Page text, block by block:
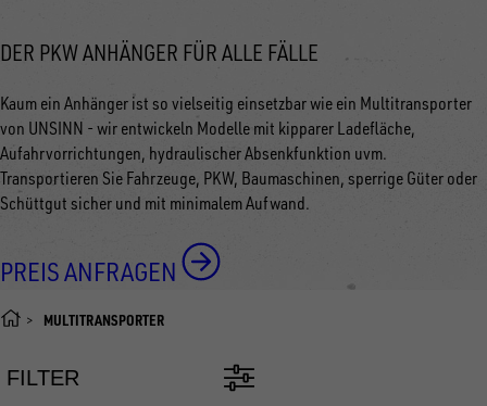
DER PKW ANHÄNGER FÜR ALLE FÄLLE
Kaum ein Anhänger ist so vielseitig einsetzbar wie ein Multitransporter
von UNSINN - wir entwickeln Modelle mit kipparer Ladefläche,
Aufahrvorrichtungen, hydraulischer Absenkfunktion uvm.
Transportieren Sie Fahrzeuge, PKW, Baumaschinen, sperrige Güter oder
Schüttgut sicher und mit minimalem Aufwand.
PREIS ANFRAGEN
MULTITRANSPORTER
FILTER